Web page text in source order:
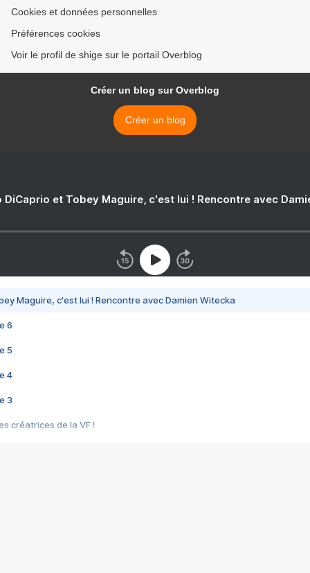
Cookies et données personnelles
Préférences cookies
Voir le profil de shige sur le portail Overblog
Créer un blog sur Overblog
Créer un blog
DiCaprio et Tobey Maguire, c'est lui ! Rencontre avec
Maguire, c'est lui ! Rencontre avec Damien Witecka
6
5
4
3
créatrices de la VF !